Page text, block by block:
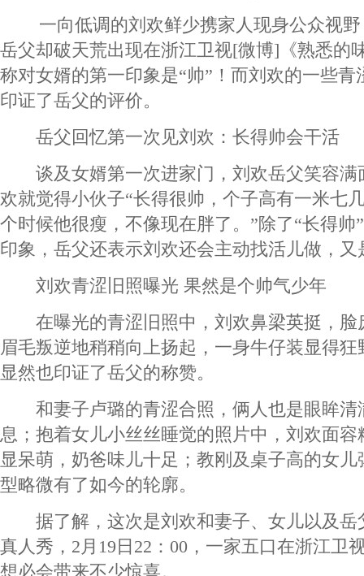
一向低调的刘欢鲜少携家人现身公众视野
岳父却破天荒出现在浙江卫视[微博]《熟悉的
称对女婿的第一印象是“帅”！而刘欢的一些
印证了岳父的评价。
岳父回忆第一次见刘欢：长得帅会干活
谈及女婿第一次进家门，刘欢岳父笑容满
欢就觉得小伙子“长得很帅，个子高有一米七
个时候他很瘦，不像现在胖了。”除了“长得帅
印象，岳父还表示刘欢还会主动找活儿做，
刘欢青涩旧照曝光 果然是个帅气少年
在曝光的青涩旧照中，刘欢鼻梁英挺，脸
眉毛叛逆地稍稍向上扬起，一身牛仔装显得
显然也印证了岳父的称赞。
和妻子卢璐的青涩合照，俩人也是眼眸清
息；抱着女儿小丝丝睡觉的照片中，刘欢面
显呆萌，奶爸味儿十足；教刚及桌子高的女
型略微有了如今的轮廓。
据了解，这次是刘欢和妻子、女儿以及岳
真人秀，2月19日22：00，一家五口在浙江卫
想必会带来不少惊喜。